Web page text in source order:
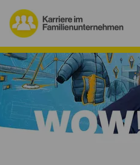
Warum
Firmenprofile
Jobs